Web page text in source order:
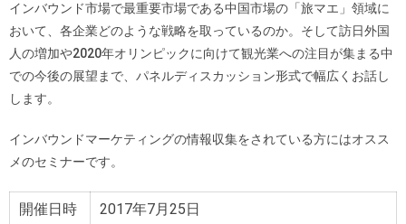
インバウンド市場で最重要市場である中国市場の「旅マエ」領域に
おいて、各企業どのような戦略を取っているのか。そして訪日外国
人の増加や2020年オリンピックに向けて観光業への注目が集まる中
での今後の展望まで、パネルディスカッション形式で幅広くお話し
します。
インバウンドマーケティングの情報収集をされている方にはオスス
メのセミナーです。
開催日時 2017年7月25日